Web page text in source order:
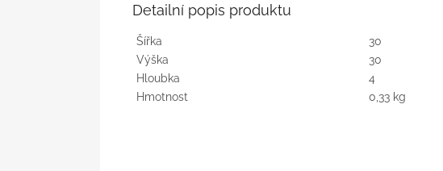
Detailní popis produktu
Šířka
30
Výška
30
Hloubka
4
Hmotnost
0,33 kg